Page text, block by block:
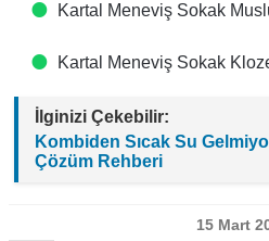
Kartal Meneviş Sokak
Kartal Meneviş Sokak
İlginizi Çekebilir:
Kombiden Sıcak Su
Çözüm Rehberi
15 Mart